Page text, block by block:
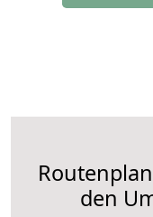
den